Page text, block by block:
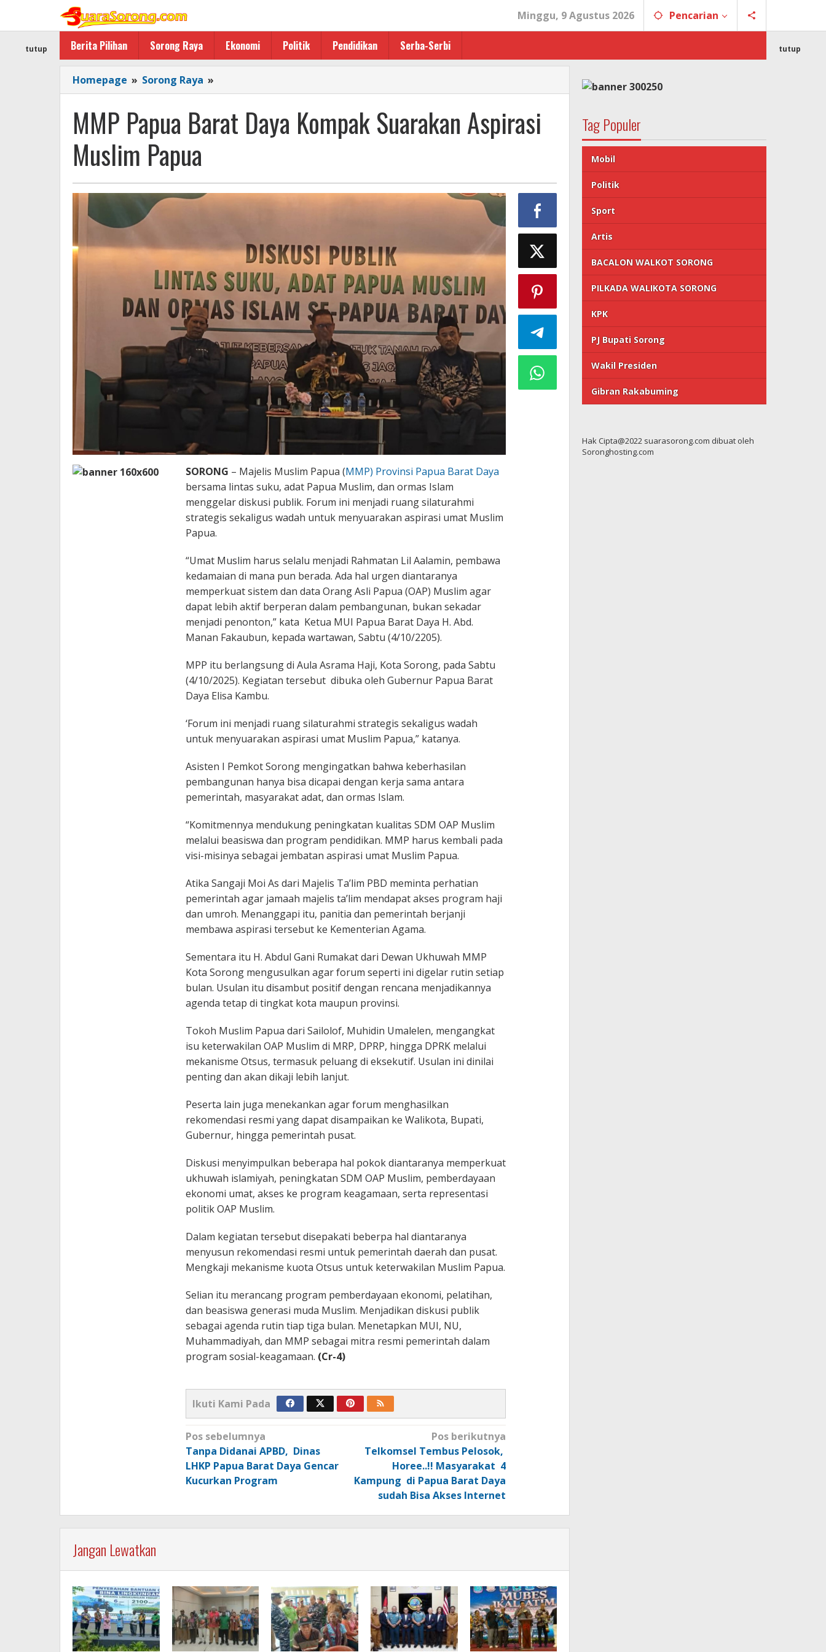
Minggu, 9 Agustus 2026 Pencarian
Berita Pilihan Sorong Raya Ekonomi Politik Pendidikan Serba-Serbi
tutup tutup
Homepage » Sorong Raya »
Papua
Daya
Kompak
Muslim
Papua
MMP Papua Barat Daya Kompak Suarakan Aspirasi
Muslim Papua
SORONG – Majelis Muslim Papua (MMP) Provinsi Papua Barat Daya
bersama lintas suku, adat Papua Muslim, dan ormas Islam
menggelar diskusi publik. Forum ini menjadi ruang silaturahmi
strategis sekaligus wadah untuk menyuarakan aspirasi umat Muslim
Papua.
“Umat Muslim harus selalu menjadi Rahmatan Lil Aalamin, pembawa
kedamaian di mana pun berada. Ada hal urgen diantaranya
memperkuat sistem dan data Orang Asli Papua (OAP) Muslim agar
dapat lebih aktif berperan dalam pembangunan, bukan sekadar
menjadi penonton,” kata Ketua MUI Papua Barat Daya H. Abd.
Manan Fakaubun, kepada wartawan, Sabtu (4/10/2205).
MPP itu berlangsung di Aula Asrama Haji, Kota Sorong, pada Sabtu
(4/10/2025). Kegiatan tersebut dibuka oleh Gubernur Papua Barat
Daya Elisa Kambu.
‘Forum ini menjadi ruang silaturahmi strategis sekaligus wadah
untuk menyuarakan aspirasi umat Muslim Papua,” katanya.
Asisten I Pemkot Sorong mengingatkan bahwa keberhasilan
pembangunan hanya bisa dicapai dengan kerja sama antara
pemerintah, masyarakat adat, dan ormas Islam.
“Komitmennya mendukung peningkatan kualitas SDM OAP Muslim
melalui beasiswa dan program pendidikan. MMP harus kembali pada
visi-misinya sebagai jembatan aspirasi umat Muslim Papua.
Atika Sangaji Moi As dari Majelis Ta’lim PBD meminta perhatian
pemerintah agar jamaah majelis ta’lim mendapat akses program haji
dan umroh. Menanggapi itu, panitia dan pemerintah berjanji
membawa aspirasi tersebut ke Kementerian Agama.
Sementara itu H. Abdul Gani Rumakat dari Dewan Ukhuwah MMP
Kota Sorong mengusulkan agar forum seperti ini digelar rutin setiap
bulan. Usulan itu disambut positif dengan rencana menjadikannya
agenda tetap di tingkat kota maupun provinsi.
Tokoh Muslim Papua dari Sailolof, Muhidin Umalelen, mengangkat
isu keterwakilan OAP Muslim di MRP, DPRP, hingga DPRK melalui
mekanisme Otsus, termasuk peluang di eksekutif. Usulan ini dinilai
penting dan akan dikaji lebih lanjut.
Peserta lain juga menekankan agar forum menghasilkan
rekomendasi resmi yang dapat disampaikan ke Walikota, Bupati,
Gubernur, hingga pemerintah pusat.
Diskusi menyimpulkan beberapa hal pokok diantaranya memperkuat
ukhuwah islamiyah, peningkatan SDM OAP Muslim, pemberdayaan
ekonomi umat, akses ke program keagamaan, serta representasi
politik OAP Muslim.
Dalam kegiatan tersebut disepakati beberpa hal diantaranya
menyusun rekomendasi resmi untuk pemerintah daerah dan pusat.
Mengkaji mekanisme kuota Otsus untuk keterwakilan Muslim Papua.
Selian itu merancang program pemberdayaan ekonomi, pelatihan,
dan beasiswa generasi muda Muslim. Menjadikan diskusi publik
sebagai agenda rutin tiap tiga bulan. Menetapkan MUI, NU,
Muhammadiyah, dan MMP sebagai mitra resmi pemerintah dalam
program sosial-keagamaan. (Cr-4)
Ikuti Kami Pada
Navigasi
pos
Pos sebelumnya
Tanpa Didanai APBD, Dinas
LHKP Papua Barat Daya Gencar
Kucurkan Program
Pos berikutnya
Telkomsel Tembus Pelosok,
Horee..!! Masyarakat 4
Kampung di Papua Barat Daya
sudah Bisa Akses Internet
Jangan Lewatkan
Tag Populer
Mobil
Politik
Sport
Artis
BACALON WALKOT SORONG
PILKADA WALIKOTA SORONG
KPK
PJ Bupati Sorong
Wakil Presiden
Gibran Rakabuming
Hak Cipta@2022 suarasorong.com dibuat oleh
Soronghosting.com